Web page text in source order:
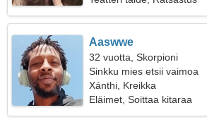
Aaswwe
32 vuotta, Skorpioni
Sinkku mies etsii vaimoa
Xánthi, Kreikka
Eläimet, Soittaa kitaraa